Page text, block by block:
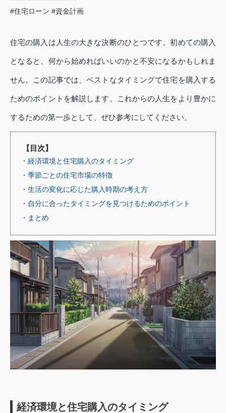
#住宅ローン #資金計画
住宅の購入は人生の大きな決断のひとつです。初めての購入
となると、何から始めればいいのかと不安になるかもしれま
せん。この記事では、ベストなタイミングで住宅を購入する
ためのポイントを解説します。これからの人生をより豊かに
するための第一歩として、ぜひ参考にしてください。
【目次】
・経済環境と住宅購入のタイミング
・季節ごとの住宅市場の特徴
・生活の変化に応じた購入時期の考え方
・自分に合ったタイミングを見つけるためのポイント
・まとめ
経済環境と住宅購入のタイミング